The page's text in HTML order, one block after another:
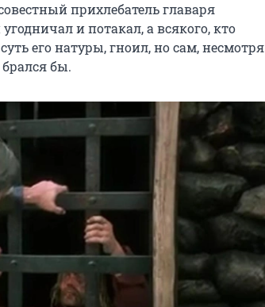
прихлебатель главаря
и потакал, а всякого, кто
его натуры, гноил, но сам, несмотря
брался бы.